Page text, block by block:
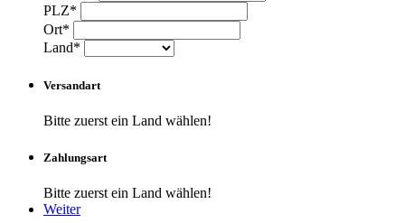
PLZ*
Ort*
Land*
Versandart
Bitte zuerst ein Land wählen!
Zahlungsart
Bitte zuerst ein Land wählen!
Weiter